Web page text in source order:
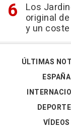
Los
original
y un
ÚLTIMAS
ESPAÑA
VÍDEOS